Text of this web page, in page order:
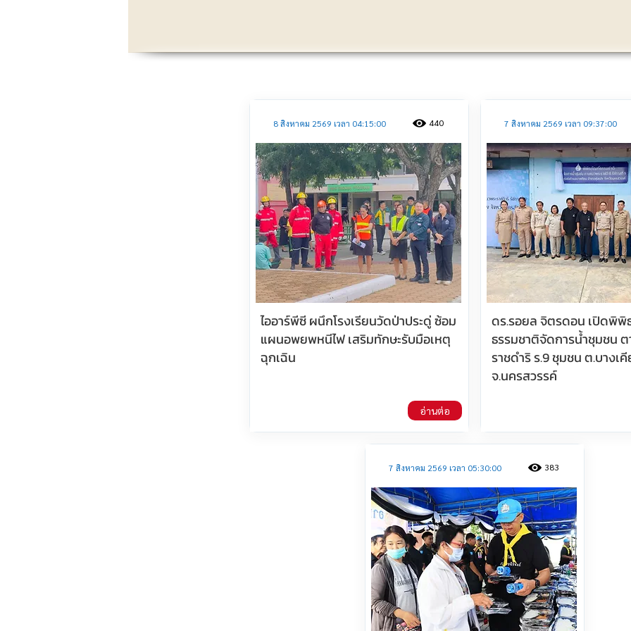
ประชาสัมพันธ์
8 สิงหาคม 2569 เวลา 04:15:00
ไออาร์พีซี ผนึกโรงเรียนวัดป่าประดู่ ซ้อม
แผนอพยพหนีไฟ เสริมทักษะรับมือเหตุ
ฉุกเฉิน
440
อ่านต่อ
7 สิงหาคม 2569 เวลา 09:37:00
ดร.รอยล จิตรดอน เปิดพิ
ธรรมชาติจัดการน้ำชุมชน
ราชดำริ ร.9 ชุมชน ต.บางเ
จ.นครสวรรค์
7 สิงหาคม 2569 เวลา 05:30:00 383